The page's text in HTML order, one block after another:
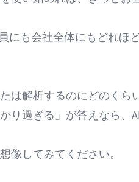
にも会社全体にもどれほ
は解析するのにどのくら
り過ぎる」が答えなら、
像してみてください。